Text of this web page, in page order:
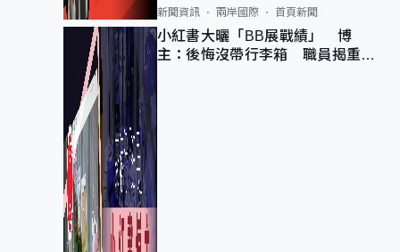
新聞資訊 兩岸國際 首頁新聞
小紅書大曬「BB展戰績」 博
主：後悔沒帶行李箱 職員揭重複